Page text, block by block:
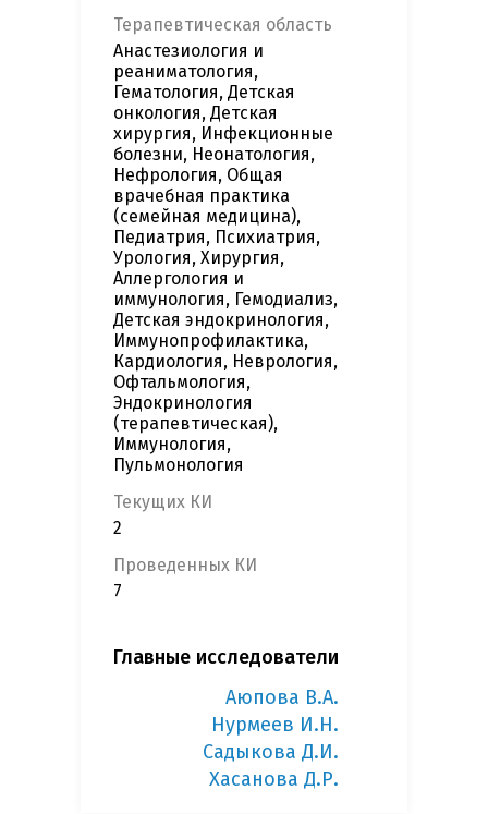
Терапевтическая область
Анастезиология и
реаниматология,
Гематология, Детская
онкология, Детская
хирургия, Инфекционные
болезни, Неонатология,
Нефрология, Общая
врачебная практика
(семейная медицина),
Педиатрия, Психиатрия,
Урология, Хирургия,
Аллергология и
иммунология, Гемодиализ,
Детская эндокринология,
Иммунопрофилактика,
Кардиология, Неврология,
Офтальмология,
Эндокринология
(терапевтическая),
Иммунология,
Пульмонология
Текущих КИ
2
Проведенных КИ
7
Главные исследователи
Аюпова В.А.
Нурмеев И.Н.
Садыкова Д.И.
Хасанова Д.Р.